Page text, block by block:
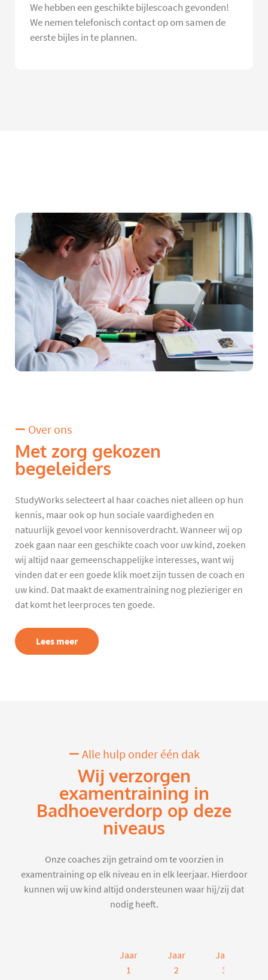
We hebben een geschikte bijlescoach gevonden!
We nemen telefonisch contact op om samen de
eerste bijles in te plannen.
Over ons
Met zorg gekozen
begeleiders
StudyWorks selecteert al haar coaches niet alleen op hun
kennis, maar ook op hun sociale vaardigheden en
natuurlijk gevoel voor kennisoverdracht. Wanneer wij op
zoek gaan naar een geschikte coach voor uw kind, zoeken
wij altijd naar gemeenschappelijke interesses, want wij
vinden dat er een goede klik moet zijn tussen de coach en
uw kind. Dat maakt de examentraining nog plezieriger en
dat komt het leerproces ten goede.
Lees meer
Alle hulp onder één dak
Wij verzorgen
examentraining in
Badhoeverdorp op deze
niveaus
Onze coaches zijn getraind om te voorzien in
examentraining op elk niveau en in elk leerjaar. Hierdoor
kunnen wij uw kind altijd ondersteunen waar hij/zij dat
nodig heeft.
Jaar
1
Jaar
2
Jaar
3